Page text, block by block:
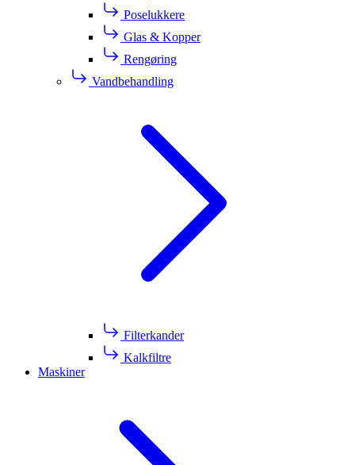
Poselukkere
Glas & Kopper
Rengøring
Vandbehandling
Filterkander
Kalkfiltre
Maskiner